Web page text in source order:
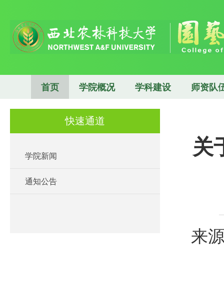
首页 学院概况 学科建设 师资队
快速通道
学院新闻
通知公告
关
来